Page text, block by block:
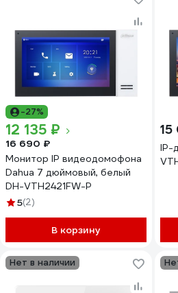
-27%
12 135 ₽
16 690 ₽
Монитор IP видеодомофона
Dahua 7 дюймовый, белый
DH-VTH2421FW-P
5(2)
В корзину
IP-
Нет в наличии